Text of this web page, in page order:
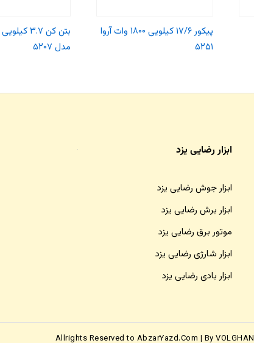
پیکور ۱۷/۶ کیلویی ۱۸۰۰ وات آروا
۵۲۵۱
مدل ۵۲۰۷
ابزار رضایی یزد
ابزار جوش رضایی یزد
ابزار برش رضایی یزد
موتور برق رضایی یزد
ابزار شارژی رضایی یزد
ابزار بادی رضایی یزد
Allrights Reserved to AbzarYazd.Com | By VOLGHAN